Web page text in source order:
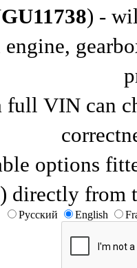
GU11738) -
full VIN can
options
directly from
Русский English